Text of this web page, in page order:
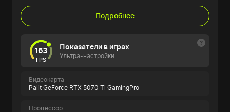
Подробнее
163
FPS
Показатели в играх
Ультра-настройки
Видеокарта
Palit GeForce RTX 5070 Ti GamingPro
Процессор